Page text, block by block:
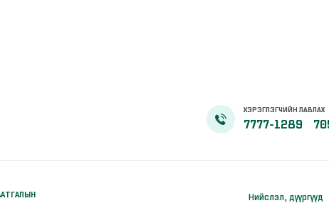
ХЭРЭГЛЭГЧИЙН ЛАВЛАХ
7777-1289
Нийслэл, дүүргүүд